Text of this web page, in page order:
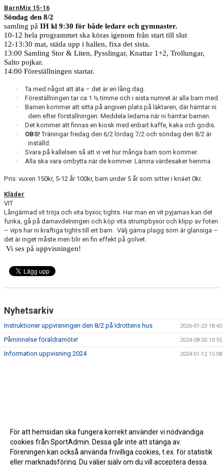
BarnMix 15-16
Söndag den 8/2
samling på IH kl 9:30 för både ledare och gymnaster.
10-12 hela programmet ska köras igenom från start till slut
12-13:30 mat, städa upp i hallen, fixa det sista.
13:00 Samling Stor & Liten, Pysslingar, Knattar 1+2, Trollungar,
Salto pojkar.
14:00 Föreställningen startar.
·
Ta med något att äta – det är en lång dag.
·
Föreställningen tar ca 1 ½ timme och i sista numret är alla barn med.
·
Barnen kommer att sitta på angiven plats på läktaren, där hämtar ni
dem efter förställningen. Meddela ledarna när ni hämtar barnen.
·
Det kommer att finnas en kiosk med enbart kaffe, kaka och godis.
·
OBS! Träningar fredag den 6/2 lördag 7/2 och söndag den 8/2 är
inställd.
·
Svara på kallelsen så att vi vet hur många barn som kommer.
·
Alla ska vara ombytta när de kommer. Lämna värdesaker hemma.
Pris: vuxen 150kr, 5-12 år 100kr, barn under 5 år som sitter i knäet 0kr.
Kläder
VIT
Långärmad vit tröja och vita byxor, tights. Har man en vit pyjamas kan det
funka, gå på damavdelningen och köp vita strumpbyxor och klipp av foten
– vips har ni kraftiga tights till ert barn. Välj gärna plagg som är glansiga –
det är inget måste men blir en fin effekt på golvet.
Vi ses på uppvisningen!
Nyhetsarkiv
Instruktioner uppvisningen den 8/2 på Idrottens hus 2026-01-23 18:40
Påminnelse föräldramöte! 2024-08-20 10:55
Information uppvisning 2024 2024-01-12 15:08
För att hemsidan ska fungera korrekt använder vi nödvändiga
cookies från SportAdmin. Dessa går inte att stänga av.
Föreningen kan också använda frivilliga cookies, t.ex. för statistik
eller marknadsföring. Du väljer själv om du vill acceptera dessa.